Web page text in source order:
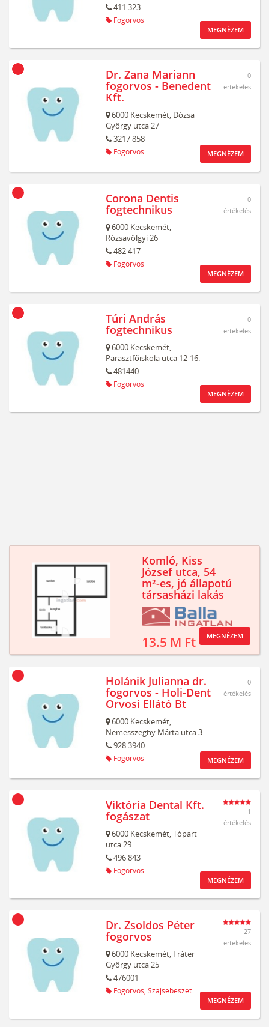
411 323
Fogorvos
MEGNÉZEM
Dr. Zana Mariann
fogorvos - Benedent
Kft.
6000 Kecskemét, Dózsa
György utca 27
3217 858
Fogorvos
0
értékelés
MEGNÉZEM
Corona Dentis
fogtechnikus
6000 Kecskemét,
Rózsavölgyi 26
482 417
Fogorvos
0
értékelés
MEGNÉZEM
Túri András
fogtechnikus
6000 Kecskemét,
Parasztfőiskola utca 12-16.
481440
Fogorvos
0
értékelés
MEGNÉZEM
Komló, Kiss
József utca, 54
m²-es, jó állapotú
társasházi lakás
13.5 M Ft MEGNÉZEM
Holánik Julianna dr.
fogorvos - Holi-Dent
Orvosi Ellátó Bt
6000 Kecskemét,
Nemesszeghy Márta utca 3
928 3940
Fogorvos
0
értékelés
MEGNÉZEM
Viktória Dental Kft.
fogászat
6000 Kecskemét,Tópart
utca 29
496 843
Fogorvos
1
értékelés
MEGNÉZEM
Dr. Zsoldos Péter
fogorvos
6000 Kecskemét, Fráter
György utca 25
476001
Fogorvos, Szájsebészet
27
értékelés
MEGNÉZEM